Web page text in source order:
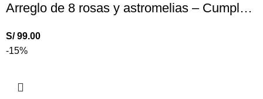
Arreglo de 8 rosas y astromelias – Cumpleaños
S/99.00
-15%